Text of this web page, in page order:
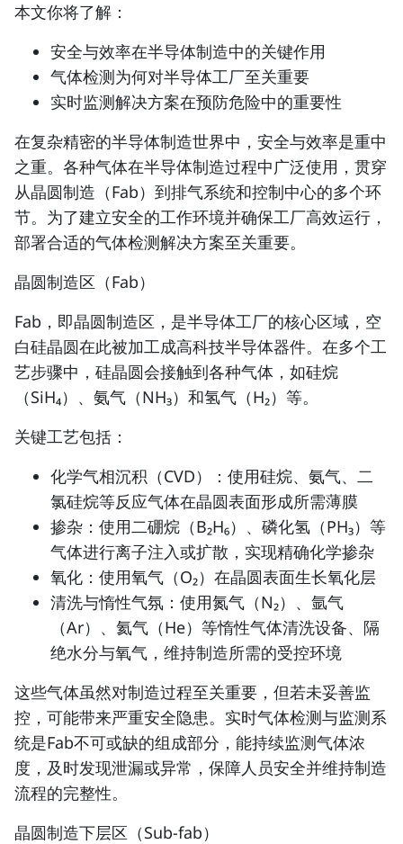
本文你将了解：
安全与效率在半导体制造中的关键作用
气体检测为何对半导体工厂至关重要
实时监测解决方案在预防危险中的重要性
在复杂精密的半导体制造世界中， 安全与效率是重中
之重。各种气体在半导体制造过程中广泛使用，贯穿
从晶圆制造（Fab）到排气系统和控制中心的多个环
节。为了建立安全的工作环境并确保工厂高效运行，
部署合适的气体检测解决方案至关重要。
晶圆制造区（Fab）
Fab，即晶圆制造区，是半导体工厂的核心区域，空
白硅晶圆在此被加工成高科技半导体器件。在多个工
艺步骤中，硅晶圆会接触到各种气体，如硅烷
（SiH₄）、氨气（NH₃）和氢气（H₂）等。
关键工艺包括：
化学气相沉积（CVD）
：使用硅烷、氨气、二
氯硅烷等反应气体在晶圆表面形成所需薄膜
掺杂 ：使用二硼烷（B₂H₆）、磷化氢（PH₃）等
气体进行离子注入或扩散，实现精确化学掺杂
氧化 ：使用氧气（O₂）在晶圆表面生长氧化层
清洗与惰性气氛 ：使用氮气（N₂）、氩气
（Ar）、氦气（He）等惰性气体清洗设备、隔
绝水分与氧气，维持制造所需的受控环境
这些气体虽然对制造过程至关重要，但若未妥善监
控，可能带来严重安全隐患。 实时气体检测与监测系
统是Fab不可或缺的组成部分，能持续监测气体浓
度，及时发现泄漏或异常，保障人员安全并维持制造
流程的完整性。
晶圆制造下层区（Sub-fab）